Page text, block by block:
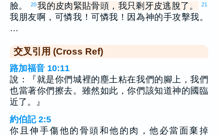
臉。
20我的皮肉緊貼骨頭，我只剩牙皮逃脫了。 21
我朋友啊，可憐我！可憐我！因為神的手攻擊我。
…
交叉引用 (Cross Ref)
路加福音 10:11
說：『就是你們城裡的塵土粘在我們的腳上，我們
也當著你們擦去。雖然如此，你們該知道神的國臨
近了。』
約伯記 2:5
你且伸手傷他的骨頭和他的肉，他必當面棄掉